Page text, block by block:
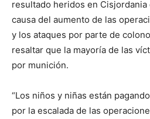
resultado heridos en
causa del aumento de las
y los ataques por parte de
resaltar que la mayoría de las
por munición.
“Los niños y niñas están
por la escalada de las